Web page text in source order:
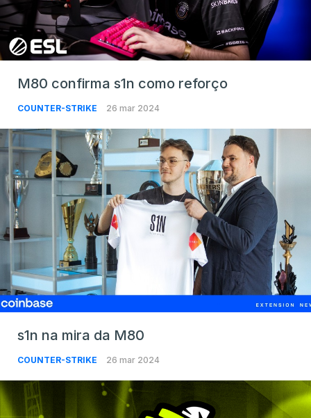
M80 confirma s1n como reforço
COUNTER-STRIKE 26 mar 2024
s1n na mira da M80
COUNTER-STRIKE 26 mar 2024